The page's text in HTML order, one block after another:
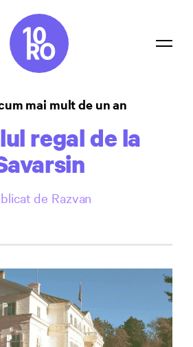
Contact
mai mult de un an
regal de la
de Razvan